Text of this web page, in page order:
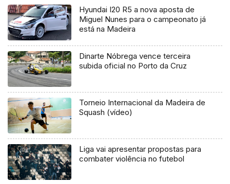
Hyundai I20 R5 a nova aposta de
Miguel Nunes para o campeonato já
está na Madeira
Dinarte Nóbrega vence terceira
subida oficial no Porto da Cruz
Torneio Internacional da Madeira de
Squash (vídeo)
Liga vai apresentar propostas para
combater violência no futebol